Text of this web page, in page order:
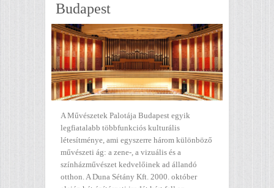
Budapest
A Művészetek Palotája Budapest egyik
legfiatalabb többfunkciós kulturális
létesítménye, ami egyszerre három különböző
művészeti ág: a zene-, a vizuális és a
színházművészet kedvelőinek ad állandó
otthon. A Duna Sétány Kft. 2000. október